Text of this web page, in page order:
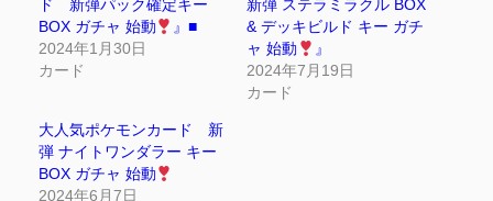
ド 新弾パック確定キー
BOX ガチャ 始動
』■
2024年1月30日
カード
新弾 ステラミラクル BOX
& デッキビルド キー ガチ
ャ 始動
』
2024年7月19日
カード
大人気ポケモンカード 新
弾 ナイトワンダラー キー
BOX ガチャ 始動
2024年6月7日